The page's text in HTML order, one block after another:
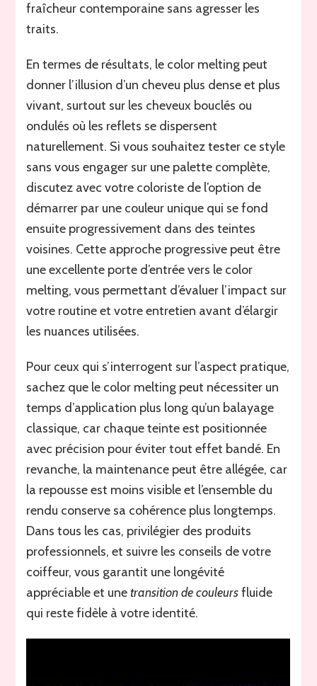
fraîcheur contemporaine sans agresser les
traits.
En termes de résultats, le color melting peut
donner l’illusion d’un cheveu plus dense et plus
vivant, surtout sur les cheveux bouclés ou
ondulés où les reflets se dispersent
naturellement. Si vous souhaitez tester ce style
sans vous engager sur une palette complète,
discutez avec votre coloriste de l’option de
démarrer par une couleur unique qui se fond
ensuite progressivement dans des teintes
voisines. Cette approche progressive peut être
une excellente porte d’entrée vers le color
melting, vous permettant d’évaluer l’impact sur
votre routine et votre entretien avant d’élargir
les nuances utilisées.
Pour ceux qui s’interrogent sur l’aspect pratique,
sachez que le color melting peut nécessiter un
temps d’application plus long qu’un balayage
classique, car chaque teinte est positionnée
avec précision pour éviter tout effet bandé. En
revanche, la maintenance peut être allégée, car
la repousse est moins visible et l’ensemble du
rendu conserve sa cohérence plus longtemps.
Dans tous les cas, privilégier des produits
professionnels, et suivre les conseils de votre
coiffeur, vous garantit une longévité
appréciable et unetransition de couleursfluide
qui reste fidèle à votre identité.